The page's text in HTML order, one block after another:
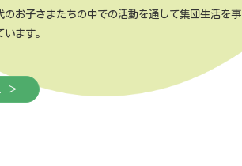
お子さまたちの中での活動を通して集団生活を事
ます。
＞